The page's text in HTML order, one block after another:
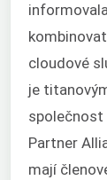
cloudové
je
společnost
Partner
mají